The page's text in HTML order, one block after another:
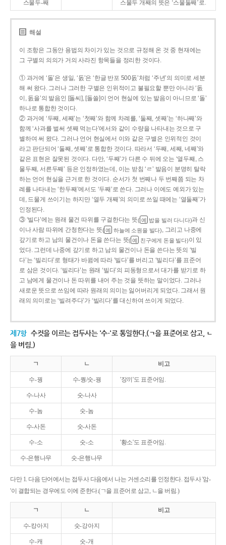
스물두-째 스물두 개째의 뜻은 ‘스물둘째’로.
해설
이 조항은 그동안 용법의 차이가 있는 것으로 규정해 온 것 중 현재에는
그 구별의 의의가 거의 사라진 항목들을 정리한 것이다.
① 과거에 ‘돌’은 생일, ‘돐’은 ‘한글 반포 500돐’처럼 ‘주년’의 의미로 세분
해 써 왔다. 그러나 그러한 구별은 인위적이고 불필요할 뿐만 아니라 ‘돐
이, 돐을’의 발음인 [돌씨], [돌쓸]이 언어 현실에 있는 발음이 아니므로 ‘돌’
하나로 통합한 것이다.
② 과거에 ‘두째, 세째’는 ‘첫째’와 함께 차례를, ‘둘째, 셋째’는 ‘하나째’와
함께 ‘사과를 벌써 셋째 먹는다’에서와 같이 수량을 나타내는 것으로 구
별하여 써 왔다. 그러나 언어 현실에서 이와 같은 구별은 인위적인 것이
라고 판단되어 ‘둘째, 셋째’로 통합한 것이다. 따라서 ‘두째, 세째, 네째’와
같은 표현은 잘못된 것이다. 다만, ‘두째’가 다른 수 뒤에 오는 ‘열두째, 스
물두째, 서른두째’ 등은 인정하였는데, 이는 받침 ‘ㄹ’ 발음이 분명히 탈락
하는 언어 현실을 근거로 한 것이다. 순서가 첫 번째나 두 번째쯤 되는 차
례를 나타내는 ‘한두째’에서도 ‘두째’로 쓴다. 그러나 이에도 예외가 있는
데, 드물게 쓰이기는 하지만 ‘열두 개째’의 의미로 쓰일 때에는 ‘열둘째’가
인정된다.
③ ‘빌다’에는 원래 물건 따위를 구걸한다는 뜻( 예 밥을 빌러 다니다)과 신
이나 사람 따위에 간청한다는 뜻( 예 하늘에 소원을 빌다), 그리고 나중에
갚기로 하고 남의 물건이나 돈을 쓴다는 뜻( 예 친구에게 돈을 빌다)이 있
었다. 그런데 나중에 갚기로 하고 남의 물건이나 돈을 쓴다는 뜻의 ‘빌
다’는 ‘빌리다’로 형태가 바뀜에 따라 ‘빌다’를 버리고 ‘빌리다’를 표준어
로 삼은 것이다. ‘빌리다’는 원래 ‘빌다’의 피동형으로서 대가를 받기로 하
고 남에게 물건이나 돈 따위를 내어 주는 것을 뜻하는 말이었다. 그러나
새로운 뜻으로 쓰임에 따라 원래의 의미는 잃어버리게 되었다. 그래서 원
래의 의미로는 ‘빌려주다’가 ‘빌리다’를 대신하여 쓰이게 되었다.
제7항 수컷을 이르는 접두사는 '수-'로 통일한다.(ㄱ을 표준어로 삼고, ㄴ
을 버림.)
ㄱ ㄴ 비고
수-꿩 수-퀑/숫-꿩 '장끼'도 표준어임.
수-나사 숫-나사
수-놈 숫-놈
수-사돈 숫-사돈
수-소 숫-소 '황소'도 표준어임.
수-은행나무 숫-은행나무
다만 1. 다음 단어에서는 접두사 다음에서 나는 거센소리를 인정한다. 접두사 '암-
'이 결합되는 경우에도 이에 준한다.(ㄱ을 표준어로 삼고, ㄴ을 버림.)
ㄱ ㄴ 비고
수-캉아지 숫-강아지
수-캐 숫-개